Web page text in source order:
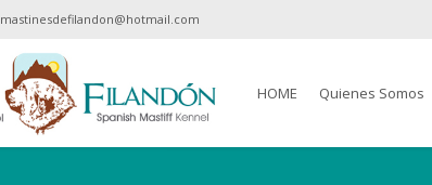
mastinesdefilandon@hotmail.com
HOME Quienes Somos